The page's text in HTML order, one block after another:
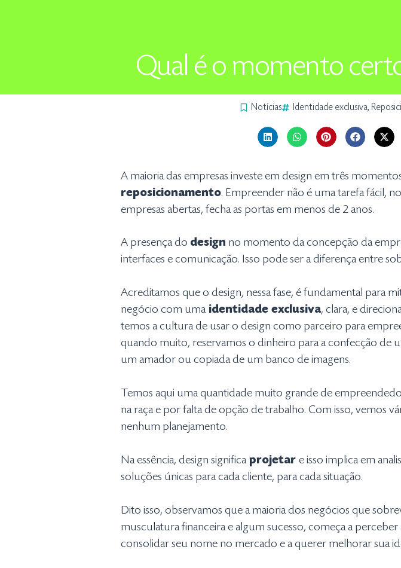
Qual é o momento
Notícias Identidade exclusiva,
A maioria das empresas investe em design em três
reposicionamento. Empreender não é uma tarefa fácil,
empresas abertas, fecha as portas em menos de 2 anos.
A presença do design no momento da concepção da
interfaces e comunicação. Isso pode ser a diferença entre
Acreditamos que o design, nessa fase, é fundamental para
negócio com umaidentidade exclusiva, clara, e
temos a cultura de usar o design como parceiro para
quando muito, reservamos o dinheiro para a confecção de
um amador ou copiada de um banco de imagens.
Temos aqui uma quantidade muito grande de
na raça e por falta de opção de trabalho. Com isso, vemos
nenhum planejamento.
Na essência, design significaprojetar e isso implica em
soluções únicas para cada cliente, para cada situação.
Dito isso, observamos que a maioria dos negócios que
musculatura financeira e algum sucesso, começa a
consolidar seu nome no mercado e a querer melhorar sua